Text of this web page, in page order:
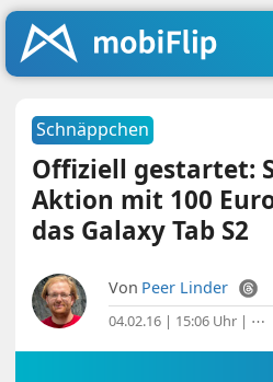
Schnäppchen
Offiziell gestartet:
Aktion mit 100
das Galaxy Tab S2
Von Peer Linder
04.02.16 | 15:06 Uhr | ⋯